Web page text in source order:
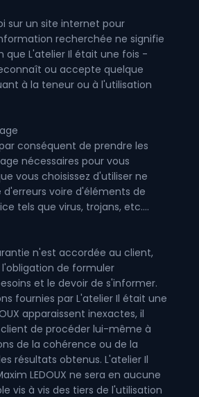
sur un site internet pour
recherchée ne signifie
que L'atelier Il était une fois -
ou accepte quelque
à la teneur ou à l'utilisation
conséquent de prendre les
nécessaires pour vous
vous choisissez d'utiliser ne
voire d'éléments de
tels que virus, trojans, etc....
n'est accordée au client,
de formuler
et le devoir de s'informer.
fournies par L'atelier Il était une
apparaissent inexactes, il
de procéder lui-même à
de la cohérence ou de la
résultats obtenus. L'atelier Il
LEDOUX ne sera en aucune
vis à vis des tiers de l'utilisation